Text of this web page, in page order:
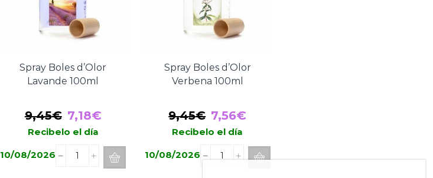
Spray Boles d’Olor
Lavande 100ml
9,45€ El
precio
original
7,18€El
actual
es:
Recibelo el día
10/08/2026
Spray
Spray Boles d’Olor
Verbena 100ml
9,45€ El
precio
original
7,56€El
actual
Recibelo el día
10/08/2026
Spray